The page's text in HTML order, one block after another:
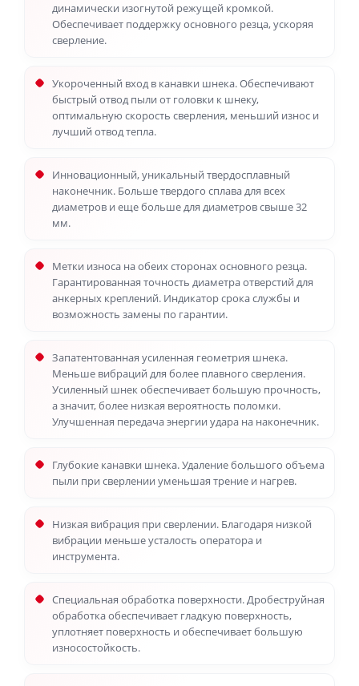
динамически изогнутой режущей кромкой.
Обеспечивает поддержку основного резца, ускоряя
сверление.
Укороченный вход в канавки шнека. Обеспечивают
быстрый отвод пыли от головки к шнеку,
оптимальную скорость сверления, меньший износ и
лучший отвод тепла.
Инновационный, уникальный твердосплавный
наконечник. Больше твердого сплава для всех
диаметров и еще больше для диаметров свыше 32
мм.
Метки износа на обеих сторонах основного резца.
Гарантированная точность диаметра отверстий для
анкерных креплений. Индикатор срока службы и
возможность замены по гарантии.
Запатентованная усиленная геометрия шнека.
Меньше вибраций для более плавного сверления.
Усиленный шнек обеспечивает большую прочность,
а значит, более низкая вероятность поломки.
Улучшенная передача энергии удара на наконечник.
Глубокие канавки шнека. Удаление большого объема
пыли при сверлении уменьшая трение и нагрев.
Низкая вибрация при сверлении. Благодаря низкой
вибрации меньше усталость оператора и
инструмента.
Специальная обработка поверхности. Дробеструйная
обработка обеспечивает гладкую поверхность,
уплотняет поверхность и обеспечивает большую
износостойкость.